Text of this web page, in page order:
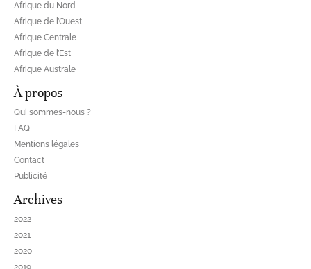
Afrique du Nord
Afrique de l’Ouest
Afrique Centrale
Afrique de l’Est
Afrique Australe
À propos
Qui sommes-nous ?
FAQ
Mentions légales
Contact
Publicité
Archives
2022
2021
2020
2019